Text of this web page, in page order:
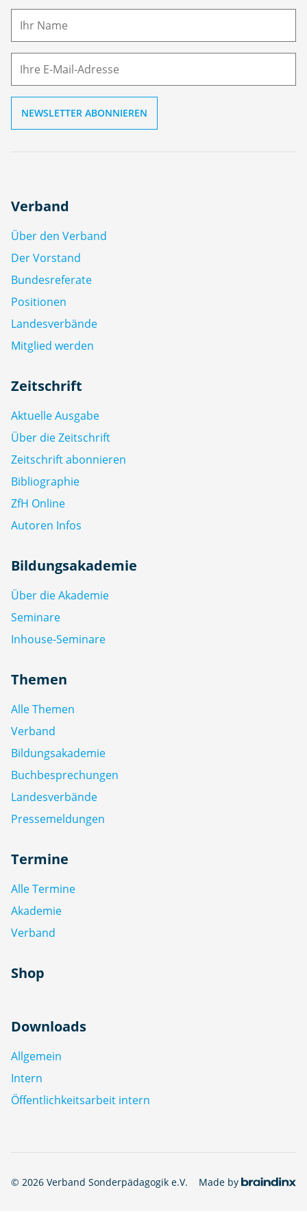
M
Verband
Über den Verband
Der Vorstand
Bundesreferate
Positionen
Landesverbände
Mitglied werden
Zeitschrift
Aktuelle Ausgabe
Über die Zeitschrift
Zeitschrift abonnieren
Bibliographie
ZfH Online
Autoren Infos
Bildungsakademie
Über die Akademie
Seminare
Inhouse-Seminare
Themen
Alle Themen
Verband
Bildungsakademie
Buchbesprechungen
Landesverbände
Pressemeldungen
Termine
Alle Termine
Akademie
Verband
Shop
Downloads
Allgemein
Intern
Öffentlichkeitsarbeit intern
© 2026 Verband Sonderpädagogik e.V. Made by